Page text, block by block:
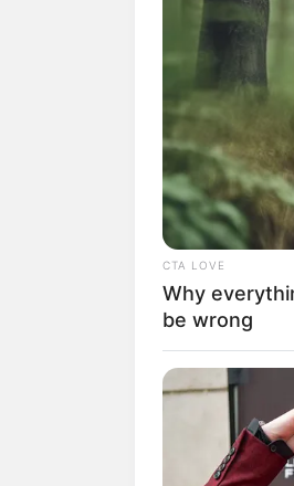
2. Ia
CTA LOVE
Why
be wrong